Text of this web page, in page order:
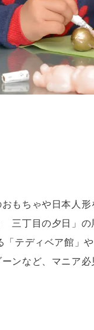
もちゃや日本人
丁目の夕日」
テディベア館」
ンなど、マニア